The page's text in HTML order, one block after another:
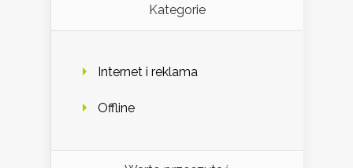
Kategorie
Internet i reklama
Offline